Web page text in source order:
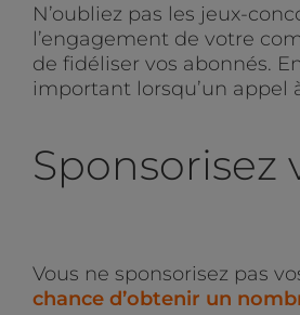
N’oubliez pas les jeux-
l’engagement de votre
de fidéliser vos abonnés.
important lorsqu’un appel
Sponsorisez
Vous ne sponsorisez pas
chance d’obtenir un